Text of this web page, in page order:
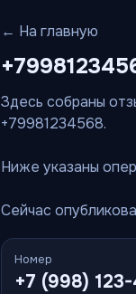
← На главную
Здесь собраны
+79981234568.
Ниже указаны
Сейчас
Номер
+7 (998)